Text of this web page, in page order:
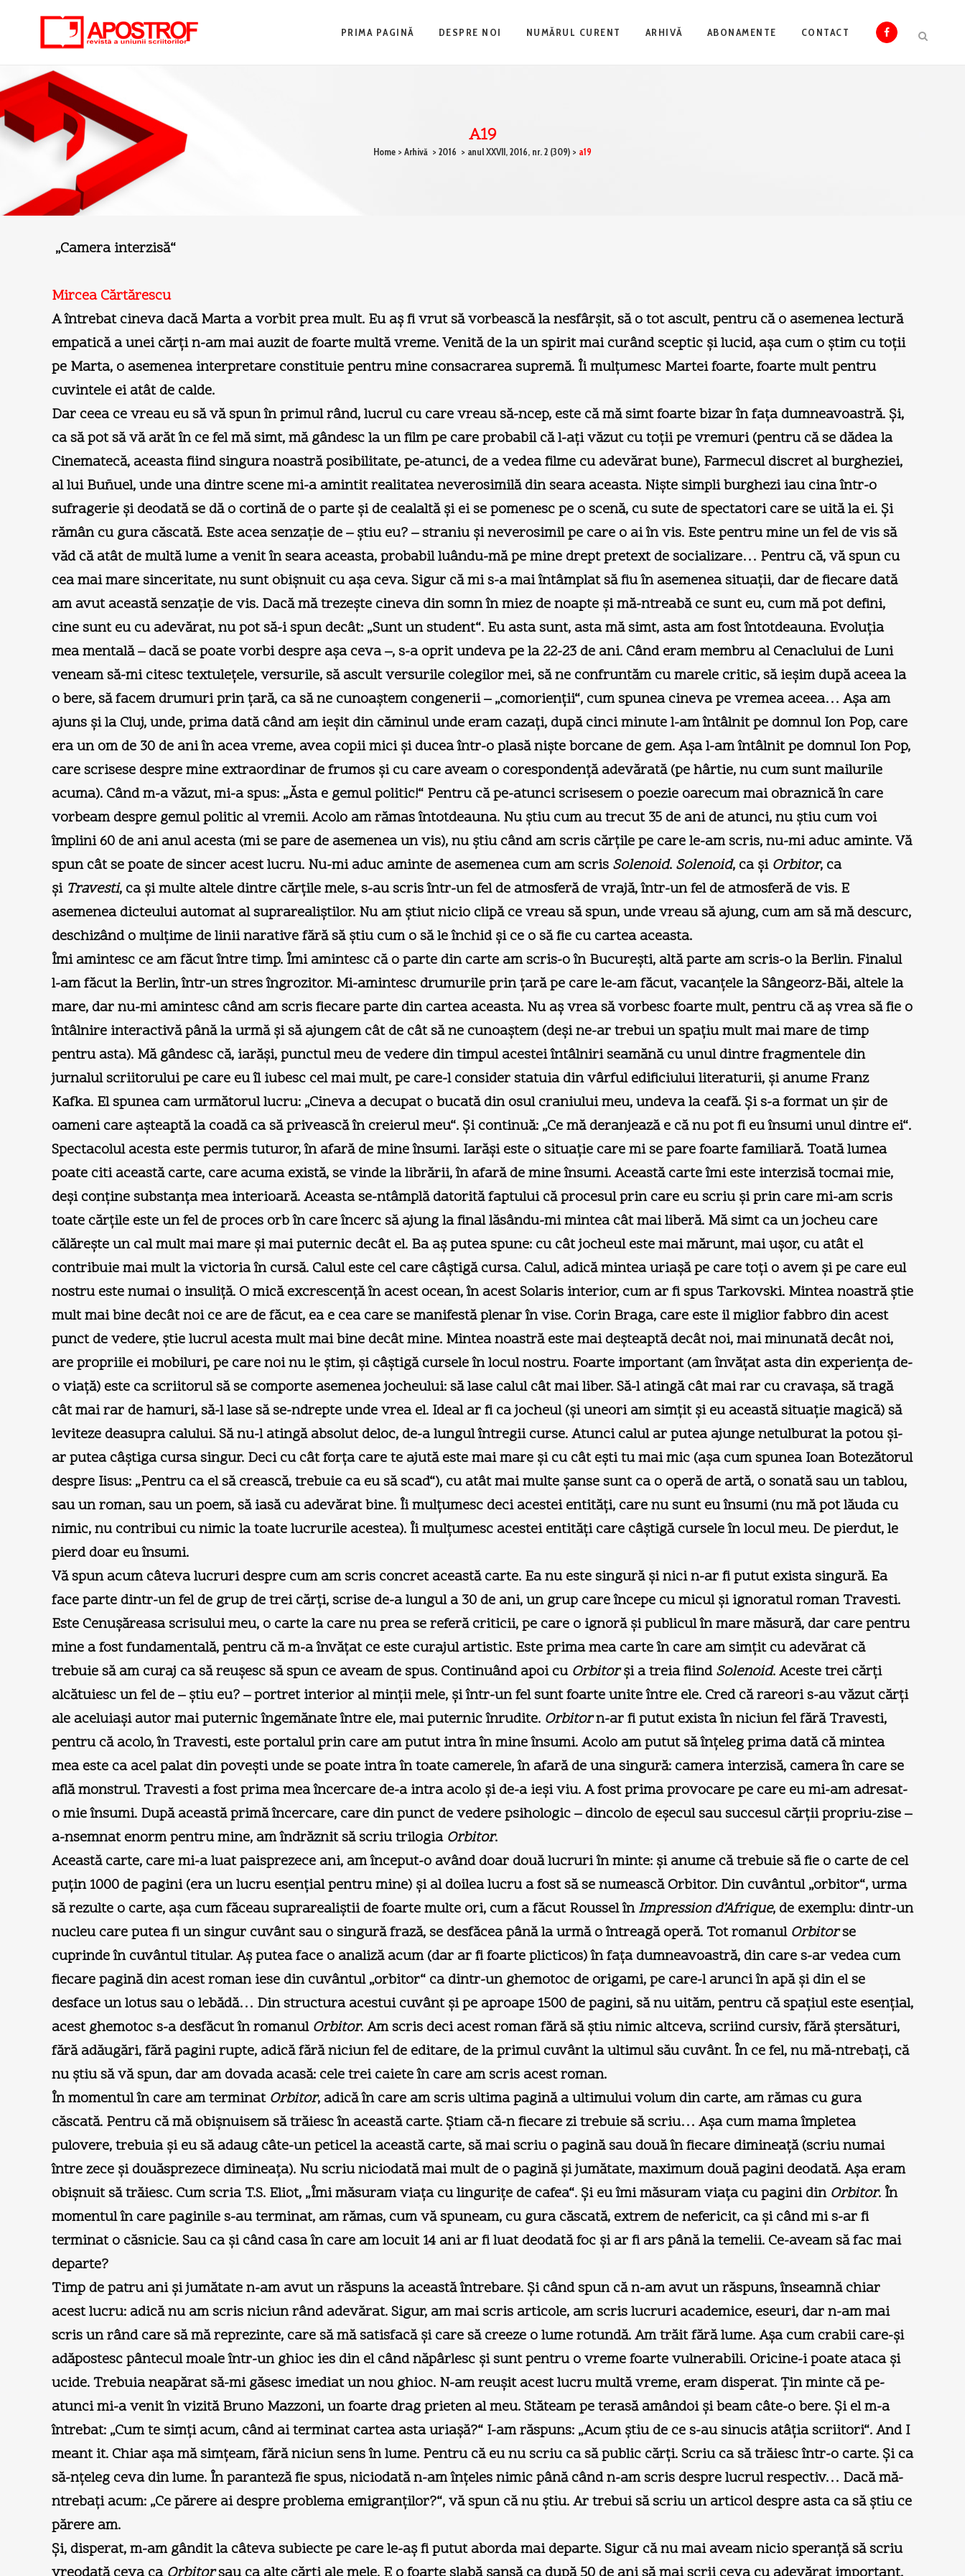
PRIMA PAGINĂ DESPRE NOI NUMĂRUL CURENT ARHIVĂ ABONAMENTE CONTACT
A19
Home > Arhivă > 2016 > anul XXVII, 2016, nr. 2 (309) > a19
„Camera interzisă“
Mircea Cărtărescu
A întrebat cineva dacă Marta a vorbit prea mult. Eu aş fi vrut să vorbească la nesfârşit, să o tot ascult, pentru că o asemenea lectură
empatică a unei cărţi n-am mai auzit de foarte multă vreme. Venită de la un spirit mai curând sceptic şi lucid, aşa cum o ştim cu toţii
pe Marta, o asemenea interpretare constituie pentru mine consacrarea supremă. Îi mulţumesc Martei foarte, foarte mult pentru
cuvintele ei atât de calde.
Dar ceea ce vreau eu să vă spun în primul rând, lucrul cu care vreau să-ncep, este că mă simt foarte bizar în faţa dumneavoastră. Şi,
ca să pot să vă arăt în ce fel mă simt, mă gândesc la un film pe care probabil că l-aţi văzut cu toţii pe vremuri (pentru că se dădea la
Cinematecă, aceasta fiind singura noastră posibilitate, pe-atunci, de a vedea filme cu adevărat bune), Farmecul discret al burgheziei,
al lui Buñuel, unde una dintre scene mi-a amintit realitatea neverosimilă din seara aceasta. Nişte simpli burghezi iau cina într-o
sufragerie şi deodată se dă o cortină de o parte şi de cealaltă şi ei se pomenesc pe o scenă, cu sute de spectatori care se uită la ei. Şi
rămân cu gura căscată. Este acea senzaţie de – ştiu eu? – straniu şi neverosimil pe care o ai în vis. Este pentru mine un fel de vis să
văd că atât de multă lume a venit în seara aceasta, probabil luându-mă pe mine drept pretext de socializare… Pentru că, vă spun cu
cea mai mare sinceritate, nu sunt obişnuit cu aşa ceva. Sigur că mi s-a mai întâmplat să fiu în asemenea situaţii, dar de fiecare dată
am avut această senzaţie de vis. Dacă mă trezeşte cineva din somn în miez de noapte şi mă-ntreabă ce sunt eu, cum mă pot defini,
cine sunt eu cu adevărat, nu pot să-i spun decât: „Sunt un student“. Eu asta sunt, asta mă simt, asta am fost întotdeauna. Evoluţia
mea mentală – dacă se poate vorbi despre aşa ceva –, s-a oprit undeva pe la 22-23 de ani. Când eram membru al Cenaclului de Luni
veneam să-mi citesc textuleţele, versurile, să ascult versurile colegilor mei, să ne confruntăm cu marele critic, să ieşim după aceea la
o bere, să facem drumuri prin ţară, ca să ne cunoaştem congenerii – „comorienţii“, cum spunea cineva pe vremea aceea… Aşa am
ajuns şi la Cluj, unde, prima dată când am ieşit din căminul unde eram cazaţi, după cinci minute l-am întâlnit pe domnul Ion Pop, care
era un om de 30 de ani în acea vreme, avea copii mici şi ducea într-o plasă nişte borcane de gem. Aşa l-am întâlnit pe domnul Ion Pop,
care scrisese despre mine extraordinar de frumos şi cu care aveam o corespondenţă adevărată (pe hârtie, nu cum sunt mailurile
acuma). Când m-a văzut, mi-a spus: „Ăsta e gemul politic!“ Pentru că pe-atunci scrisesem o poezie oarecum mai obraznică în care
vorbeam despre gemul politic al vremii. Acolo am rămas întotdeauna. Nu ştiu cum au trecut 35 de ani de atunci, nu ştiu cum voi
împlini 60 de ani anul acesta (mi se pare de asemenea un vis), nu ştiu când am scris cărţile pe care le-am scris, nu-mi aduc aminte. Vă
spun cât se poate de sincer acest lucru. Nu-mi aduc aminte de asemenea cum am scris Solenoid. Solenoid, ca şi Orbitor, ca
şi Travesti, ca şi multe altele dintre cărţile mele, s-au scris într-un fel de atmosferă de vrajă, într-un fel de atmosferă de vis. E
asemenea dicteului automat al suprarealiştilor. Nu am ştiut nicio clipă ce vreau să spun, unde vreau să ajung, cum am să mă descurc,
deschizând o mulţime de linii narative fără să ştiu cum o să le închid şi ce o să fie cu cartea aceasta.
Îmi amintesc ce am făcut între timp. Îmi amintesc că o parte din carte am scris-o în Bucureşti, altă parte am scris-o la Berlin. Finalul
l-am făcut la Berlin, într-un stres îngrozitor. Mi-amintesc drumurile prin ţară pe care le-am făcut, vacanţele la Sângeorz-Băi, altele la
mare, dar nu-mi amintesc când am scris fiecare parte din cartea aceasta. Nu aş vrea să vorbesc foarte mult, pentru că aş vrea să fie o
întâlnire interactivă până la urmă şi să ajungem cât de cât să ne cunoaştem (deşi ne-ar trebui un spaţiu mult mai mare de timp
pentru asta). Mă gândesc că, iarăşi, punctul meu de vedere din timpul acestei întâlniri seamănă cu unul dintre fragmentele din
jurnalul scriitorului pe care eu îl iubesc cel mai mult, pe care-l consider statuia din vârful edificiului literaturii, şi anume Franz
Kafka. El spunea cam următorul lucru: „Cineva a decupat o bucată din osul craniului meu, undeva la ceafă. Şi s-a format un şir de
oameni care aşteaptă la coadă ca să privească în creierul meu“. Şi continuă: „Ce mă deranjează e că nu pot fi eu însumi unul dintre ei“.
Spectacolul acesta este permis tuturor, în afară de mine însumi. Iarăşi este o situaţie care mi se pare foarte familiară. Toată lumea
poate citi această carte, care acuma există, se vinde la librării, în afară de mine însumi. Această carte îmi este interzisă tocmai mie,
deşi conţine substanţa mea interioară. Aceasta se-ntâmplă datorită faptului că procesul prin care eu scriu şi prin care mi-am scris
toate cărţile este un fel de proces orb în care încerc să ajung la final lăsându-mi mintea cât mai liberă. Mă simt ca un jocheu care
călăreşte un cal mult mai mare şi mai puternic decât el. Ba aş putea spune: cu cât jocheul este mai mărunt, mai uşor, cu atât el
contribuie mai mult la victoria în cursă. Calul este cel care câştigă cursa. Calul, adică mintea uriaşă pe care toţi o avem şi pe care eul
nostru este numai o insuliţă. O mică excrescenţă în acest ocean, în acest Solaris interior, cum ar fi spus Tarkovski. Mintea noastră ştie
mult mai bine decât noi ce are de făcut, ea e cea care se manifestă plenar în vise. Corin Braga, care este il miglior fabbro din acest
punct de vedere, ştie lucrul acesta mult mai bine decât mine. Mintea noastră este mai deşteaptă decât noi, mai minunată decât noi,
are propriile ei mobiluri, pe care noi nu le ştim, şi câştigă cursele în locul nostru. Foarte important (am învăţat asta din experienţa de-
o viaţă) este ca scriitorul să se comporte asemenea jocheului: să lase calul cât mai liber. Să-l atingă cât mai rar cu cravaşa, să tragă
cât mai rar de hamuri, să-l lase să se-ndrepte unde vrea el. Ideal ar fi ca jocheul (şi uneori am simţit şi eu această situaţie magică) să
leviteze deasupra calului. Să nu-l atingă absolut deloc, de-a lungul întregii curse. Atunci calul ar putea ajunge netulburat la potou şi-
ar putea câştiga cursa singur. Deci cu cât forţa care te ajută este mai mare şi cu cât eşti tu mai mic (aşa cum spunea Ioan Botezătorul
despre Iisus: „Pentru ca el să crească, trebuie ca eu să scad“), cu atât mai multe şanse sunt ca o operă de artă, o sonată sau un tablou,
sau un roman, sau un poem, să iasă cu adevărat bine. Îi mulţumesc deci acestei entităţi, care nu sunt eu însumi (nu mă pot lăuda cu
nimic, nu contribui cu nimic la toate lucrurile acestea). Îi mulţumesc acestei entităţi care câştigă cursele în locul meu. De pierdut, le
pierd doar eu însumi.
Vă spun acum câteva lucruri despre cum am scris concret această carte. Ea nu este singură şi nici n-ar fi putut exista singură. Ea
face parte dintr-un fel de grup de trei cărţi, scrise de-a lungul a 30 de ani, un grup care începe cu micul şi ignoratul roman Travesti.
Este Cenuşăreasa scrisului meu, o carte la care nu prea se referă criticii, pe care o ignoră şi publicul în mare măsură, dar care pentru
mine a fost fundamentală, pentru că m-a învăţat ce este curajul artistic. Este prima mea carte în care am simţit cu adevărat că
trebuie să am curaj ca să reuşesc să spun ce aveam de spus. Continuând apoi cu Orbitorşi a treia fiindSolenoid. Aceste trei cărţi
alcătuiesc un fel de – ştiu eu? – portret interior al minţii mele, şi într-un fel sunt foarte unite între ele. Cred că rareori s-au văzut cărţi
ale aceluiaşi autor mai puternic îngemănate între ele, mai puternic înrudite. Orbitorn-ar fi putut exista în niciun fel fără Travesti,
pentru că acolo, în Travesti, este portalul prin care am putut intra în mine însumi. Acolo am putut să înţeleg prima dată că mintea
mea este ca acel palat din poveşti unde se poate intra în toate camerele, în afară de una singură: camera interzisă, camera în care se
află monstrul. Travesti a fost prima mea încercare de-a intra acolo şi de-a ieşi viu. A fost prima provocare pe care eu mi-am adresat-
o mie însumi. După această primă încercare, care din punct de vedere psihologic – dincolo de eşecul sau succesul cărţii propriu-zise –
a-nsemnat enorm pentru mine, am îndrăznit să scriu trilogia Orbitor.
Această carte, care mi-a luat paisprezece ani, am început-o având doar două lucruri în minte: şi anume că trebuie să fie o carte de cel
puţin 1000 de pagini (era un lucru esenţial pentru mine) şi al doilea lucru a fost să se numească Orbitor. Din cuvântul „orbitor“, urma
să rezulte o carte, aşa cum făceau suprarealiştii de foarte multe ori, cum a făcut Roussel înImpression d’Afrique, de exemplu: dintr-un
nucleu care putea fi un singur cuvânt sau o singură frază, se desfăcea până la urmă o întreagă operă. Tot romanul Orbitorse
cuprinde în cuvântul titular. Aş putea face o analiză acum (dar ar fi foarte plicticos) în faţa dumneavoastră, din care s-ar vedea cum
fiecare pagină din acest roman iese din cuvântul „orbitor“ ca dintr-un ghemotoc de origami, pe care-l arunci în apă şi din el se
desface un lotus sau o lebădă… Din structura acestui cuvânt şi pe aproape 1500 de pagini, să nu uităm, pentru că spaţiul este esenţial,
acest ghemotoc s-a desfăcut în romanul Orbitor. Am scris deci acest roman fără să ştiu nimic altceva, scriind cursiv, fără ştersături,
fără adăugări, fără pagini rupte, adică fără niciun fel de editare, de la primul cuvânt la ultimul său cuvânt. În ce fel, nu mă-ntrebaţi, că
nu ştiu să vă spun, dar am dovada acasă: cele trei caiete în care am scris acest roman.
În momentul în care am terminat Orbitor, adică în care am scris ultima pagină a ultimului volum din carte, am rămas cu gura
căscată. Pentru că mă obişnuisem să trăiesc în această carte. Ştiam că-n fiecare zi trebuie să scriu… Aşa cum mama împletea
pulovere, trebuia şi eu să adaug câte-un peticel la această carte, să mai scriu o pagină sau două în fiecare dimineaţă (scriu numai
între zece şi douăsprezece dimineaţa). Nu scriu niciodată mai mult de o pagină şi jumătate, maximum două pagini deodată. Aşa eram
obişnuit să trăiesc. Cum scria T.S. Eliot, „Îmi măsuram viaţa cu linguriţe de cafea“. Şi eu îmi măsuram viaţa cu pagini din Orbitor. În
momentul în care paginile s-au terminat, am rămas, cum vă spuneam, cu gura căscată, extrem de nefericit, ca şi când mi s-ar fi
terminat o căsnicie. Sau ca şi când casa în care am locuit 14 ani ar fi luat deodată foc şi ar fi ars până la temelii. Ce-aveam să fac mai
departe?
Timp de patru ani şi jumătate n-am avut un răspuns la această întrebare. Şi când spun că n-am avut un răspuns, înseamnă chiar
acest lucru: adică nu am scris niciun rând adevărat. Sigur, am mai scris articole, am scris lucruri academice, eseuri, dar n-am mai
scris un rând care să mă reprezinte, care să mă satisfacă şi care să creeze o lume rotundă. Am trăit fără lume. Aşa cum crabii care-şi
adăpostesc pântecul moale într-un ghioc ies din el când năpârlesc şi sunt pentru o vreme foarte vulnerabili. Oricine-i poate ataca şi
ucide. Trebuia neapărat să-mi găsesc imediat un nou ghioc. N-am reuşit acest lucru multă vreme, eram disperat. Ţin minte că pe-
atunci mi-a venit în vizită Bruno Mazzoni, un foarte drag prieten al meu. Stăteam pe terasă amândoi şi beam câte-o bere. Şi el m-a
întrebat: „Cum te simţi acum, când ai terminat cartea asta uriaşă?“ I-am răspuns: „Acum ştiu de ce s-au sinucis atâţia scriitori“. And I
meant it. Chiar aşa mă simţeam, fără niciun sens în lume. Pentru că eu nu scriu ca să public cărţi. Scriu ca să trăiesc într-o carte. Şi ca
să-nţeleg ceva din lume. În paranteză fie spus, niciodată n-am înţeles nimic până când n-am scris despre lucrul respectiv… Dacă mă-
ntrebaţi acum: „Ce părere ai despre problema emigranţilor?“, vă spun că nu ştiu. Ar trebui să scriu un articol despre asta ca să ştiu ce
părere am.
Şi, disperat, m-am gândit la câteva subiecte pe care le-aş fi putut aborda mai departe. Sigur că nu mai aveam nicio speranţă să scriu